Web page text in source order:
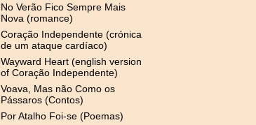
No Verão Fico Sempre Mais
Nova (romance)
Coração Independente (crónica
de um ataque cardíaco)
Wayward Heart (english version
of Coração Independente)
Voava, Mas não Como os
Pássaros (Contos)
Por Atalho Foi-se (Poemas)